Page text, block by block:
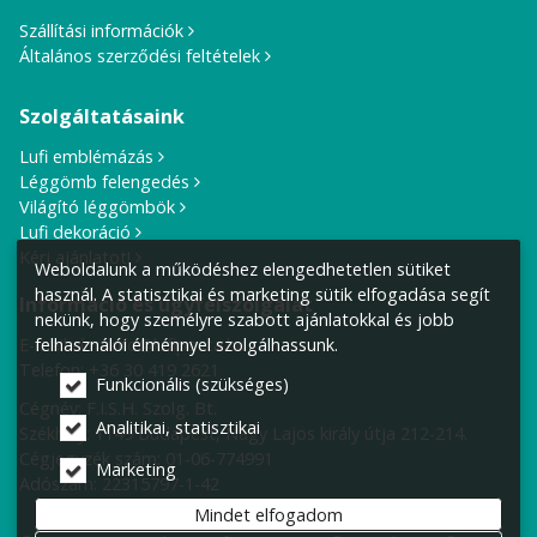
Szállítási információk
Általános szerződési feltételek
Szolgáltatásaink
Lufi emblémázás
Léggömb felengedés
Világító léggömbök
Lufi dekoráció
Kérj ajánlatot!
Információ és ügyfélszolgálat
E-mail cím:info@lufiposta.hu
Telefon:+36 30 419 2621
Cégnév: F.I.S.H. Szolg. Bt.
Székhely: 1149 Budapest, Nagy Lajos király útja 212-214.
Cégjegyzék szám: 01-06-774991
Adószám: 22315797-1-42
Weboldalunk a működéshez elengedhetetlen sütiket
használ. A statisztikai és marketing sütik elfogadása segít
nekünk, hogy személyre szabott ajánlatokkal és jobb
felhasználói élménnyel szolgálhassunk.
Funkcionális (szükséges)
Analitikai, statisztikai
Marketing
Mindet elfogadom